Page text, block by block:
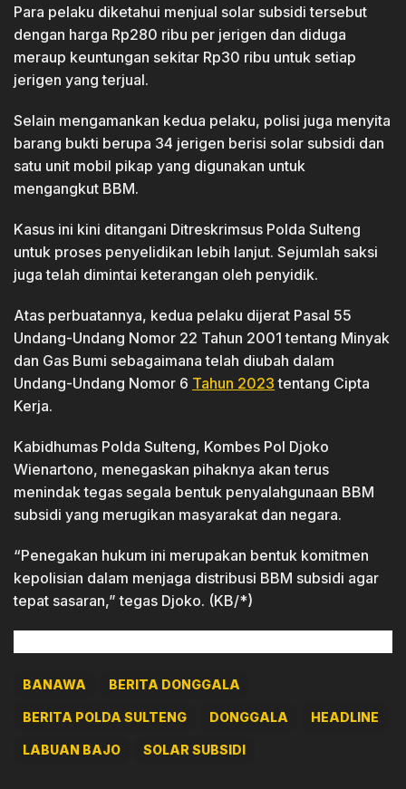
Para pelaku diketahui menjual solar subsidi tersebut
dengan harga Rp280 ribu per jerigen dan diduga
meraup keuntungan sekitar Rp30 ribu untuk setiap
jerigen yang terjual.
Selain mengamankan kedua pelaku, polisi juga menyita
barang bukti berupa 34 jerigen berisi solar subsidi dan
satu unit mobil pikap yang digunakan untuk
mengangkut BBM.
Kasus ini kini ditangani Ditreskrimsus Polda Sulteng
untuk proses penyelidikan lebih lanjut. Sejumlah saksi
juga telah dimintai keterangan oleh penyidik.
Atas perbuatannya, kedua pelaku dijerat Pasal 55
Undang-Undang Nomor 22 Tahun 2001 tentang Minyak
dan Gas Bumi sebagaimana telah diubah dalam
Undang-Undang Nomor 6 Tahun 2023 tentang Cipta
Kerja.
Kabidhumas Polda Sulteng, Kombes Pol Djoko
Wienartono, menegaskan pihaknya akan terus
menindak tegas segala bentuk penyalahgunaan BBM
subsidi yang merugikan masyarakat dan negara.
“Penegakan hukum ini merupakan bentuk komitmen
kepolisian dalam menjaga distribusi BBM subsidi agar
tepat sasaran,” tegas Djoko. (KB/*)
BANAWA BERITA DONGGALA
BERITA POLDA SULTENG DONGGALA HEADLINE
LABUAN BAJO SOLAR SUBSIDI